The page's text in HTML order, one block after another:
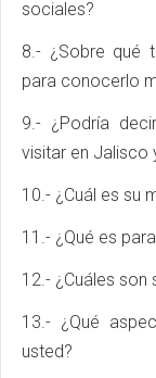
sociales?
8.- ¿Sobre qué
para conocerlo
9.- ¿Podría
visitar en Jalisco
10.- ¿Cuál es su
11.- ¿Qué es
12.- ¿Cuáles
13.- ¿Qué
usted?